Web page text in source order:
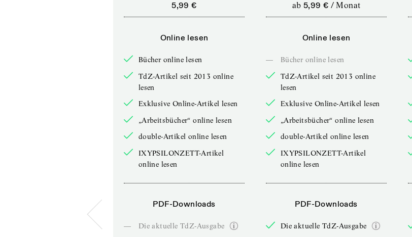
5,99 €
Online lesen
Bücher online lesen
TdZ-Artikel seit 2013 online
lesen
Exklusive Online-Artikel lesen
„Arbeitsbücher“ online lesen
double-Artikel online lesen
IXYPSILONZETT-Artikel
online lesen
PDF-Downloads
—
Die aktuelle TdZ-Ausgabe
ab 5,99 € /Monat
Online lesen
—
Bücher online lesen
TdZ-Artikel seit 2013 online
lesen
Exklusive Online-Artikel lesen
„Arbeitsbücher“ online lesen
double-Artikel online lesen
IXYPSILONZETT-Artikel
online lesen
PDF-Downloads
Die aktuelle TdZ-Ausgabe